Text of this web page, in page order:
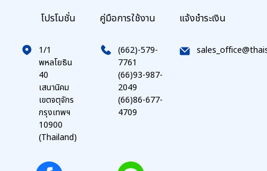
โปรโมชั่น
คู่มือการใช้งาน แจ้งชำระเงิน
1/1
พหลโยธิน
40
เสนานิคม
เขตจตุจักร
กรุงเทพฯ
10900
(Thailand)
(662)-579-
7761
(66)93-987-
2049
(66)86-677-
4709